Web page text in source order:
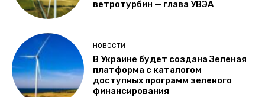
ветротурбин — глава УВЭА
НОВОСТИ
В Украине будет создана Зеленая
платформа с каталогом
доступных программ зеленого
финансирования